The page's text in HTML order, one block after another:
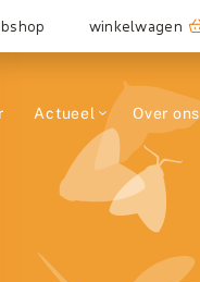
winkelwagen
Actueel Over ons